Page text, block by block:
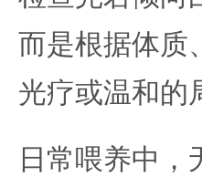
而是根据体质
光疗或温和的
日常喂养中